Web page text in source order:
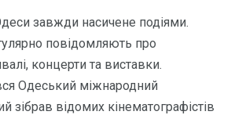
завжди насичене подіями.
повідомляють про
концерти та виставки.
Одеський міжнародний
зібрав відомих кінематографістів